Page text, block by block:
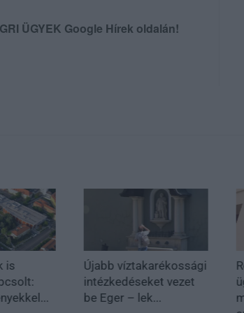
ÜGYEK Google Hírek oldalán!
is
Újabb víztakarékossági
intézkedéseket vezet
be Eger – lek...